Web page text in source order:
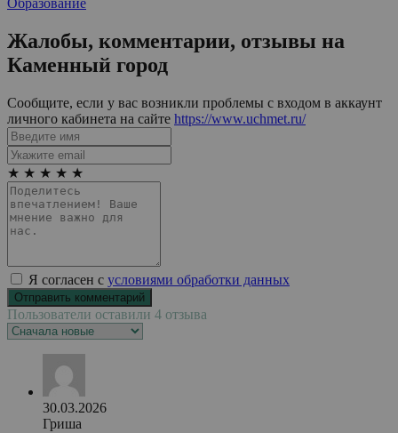
Образование
Жалобы, комментарии, отзывы на
Каменный город
Сообщите, если у вас возникли проблемы с входом в аккаунт
личного кабинета на сайте https://www.uchmet.ru/
★ ★ ★ ★ ★
Я согласен с условиями обработки данных
Пользователи оставили 4 отзыва
30.03.2026
Гриша